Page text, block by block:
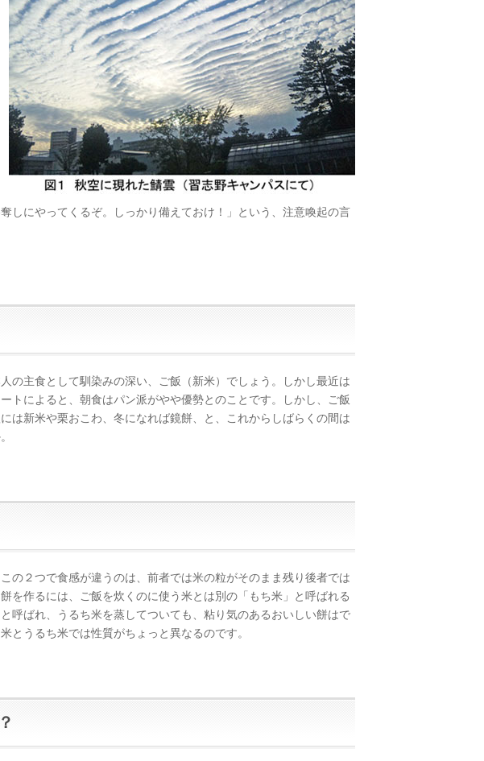
しにやってくるぞ。しっかり備えておけ！」という、注意喚起の言
の主食として馴染みの深い、ご飯（新米）でしょう。しかし最近は
トによると、朝食はパン派がやや優勢とのことです。しかし、ご飯
は新米や栗おこわ、冬になれば鏡餅、と、これからしばらくの間は
の２つで食感が違うのは、前者では米の粒がそのまま残り後者では
を作るには、ご飯を炊くのに使う米とは別の「もち米」と呼ばれる
呼ばれ、うるち米を蒸してついても、粘り気のあるおいしい餅はで
とうるち米では性質がちょっと異なるのです。